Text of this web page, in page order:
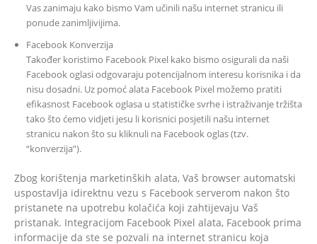
Vas zanimaju kako bismo Vam učinili našu internet stranicu ili
ponude zanimljivijima.
Facebook Konverzija
Također koristimo Facebook Pixel kako bismo osigurali da naši
Facebook oglasi odgovaraju potencijalnom interesu korisnika i da
nisu dosadni. Uz pomoć alata Facebook Pixel možemo pratiti
efikasnost Facebook oglasa u statističke svrhe i istraživanje tržišta
tako što ćemo vidjeti jesu li korisnici posjetili našu internet
stranicu nakon što su kliknuli na Facebook oglas (tzv.
“konverzija”).
Zbog korištenja marketinških alata, Vaš browser automatski
uspostavlja idirektnu vezu s Facebook serverom nakon što
pristanete na upotrebu kolačića koji zahtijevaju Vaš
pristanak. Integracijom Facebook Pixel alata, Facebook prima
informacije da ste se pozvali na internet stranicu koja